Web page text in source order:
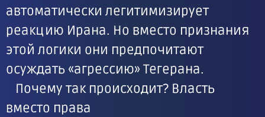
автоматически легитимизирует
реакцию Ирана. Но вместо признания
этой логики они предпочитают
осуждать «агрессию» Тегерана.
Почему так происходит? Власть
вместо права